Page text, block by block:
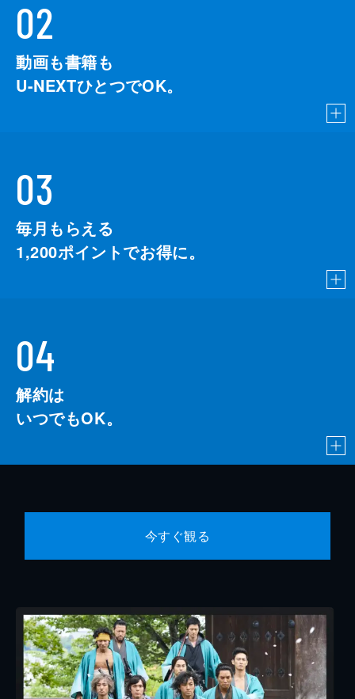
02
動画も書籍も
U-NEXTひとつでOK。
03
毎月もらえる
1,200ポイントでお得に。
04
解約は
いつでもOK。
今すぐ観る